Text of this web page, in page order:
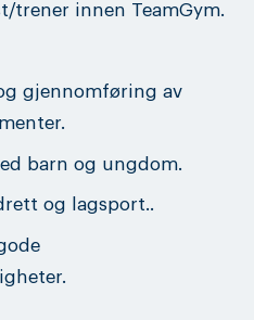
trener innen TeamGym.
gjennomføring av
barn og ungdom.
og lagsport..